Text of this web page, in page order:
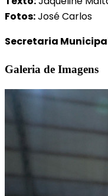
Fotos:José Carlos
Secretaria
Galeria de Imagens